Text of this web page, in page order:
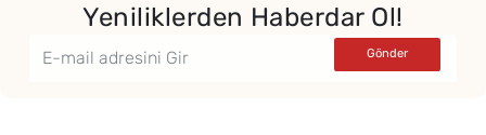
Yeniliklerden Haberdar Ol!